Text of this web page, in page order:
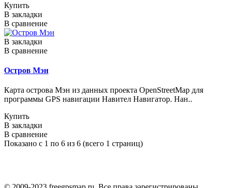
Купить
В закладки
В сравнение
В закладки
В сравнение
Остров Мэн
Карта острова Мэн из данных проекта OpenStreetMap для
программы GPS навигации Навител Навигатор. Нан..
Купить
В закладки
В сравнение
Показано с 1 по 6 из 6 (всего 1 страниц)